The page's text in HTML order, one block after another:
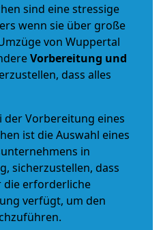
sind eine stressige
wenn sie über große
von Wuppertal
Vorbereitung und
dass alles
der Vorbereitung eines
ist die Auswahl eines
in
sicherzustellen, dass
die erforderliche
verfügt, um den